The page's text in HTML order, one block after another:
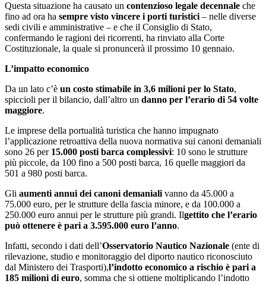
Questa situazione ha causato un contenzioso legale decennale che
fino ad ora ha sempre visto vincere i porti turistici – nelle diverse
sedi civili e amministrative – e che il Consiglio di Stato,
confermando le ragioni dei ricorrenti, ha rinviato alla Corte
Costituzionale, la quale si pronuncerà il prossimo 10 gennaio.
L’impatto economico
Da un lato c’è un costo stimabile in 3,6 milioni per lo Stato,
spiccioli per il bilancio, dall’altro un danno per l’erario di 54 volte
maggiore.
Le imprese della portualità turistica che hanno impugnato
l’applicazione retroattiva della nuova normativa sui canoni demaniali
sono 26 per 15.000 posti barca complessivi: 10 sono le strutture
più piccole, da 100 fino a 500 posti barca, 16 quelle maggiori da
501 a 980 posti barca.
Gli aumenti annui dei canoni demaniali vanno da 45.000 a
75.000 euro, per le strutture della fascia minore, e da 100.000 a
250.000 euro annui per le strutture più grandi. Ilgettito che l’erario
può ottenere è pari a 3.595.000 euro l’anno.
Infatti, secondo i dati dell’Osservatorio Nautico Nazionale (ente di
rilevazione, studio e monitoraggio del diporto nautico riconosciuto
dal Ministero dei Trasporti),l’indotto economico a rischio è pari a
185 milioni di euro, somma che si ottiene moltiplicando l’indotto